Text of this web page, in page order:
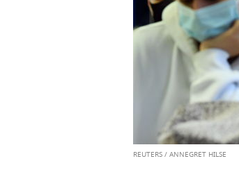
REUTERS / ANNEGRET HILSE